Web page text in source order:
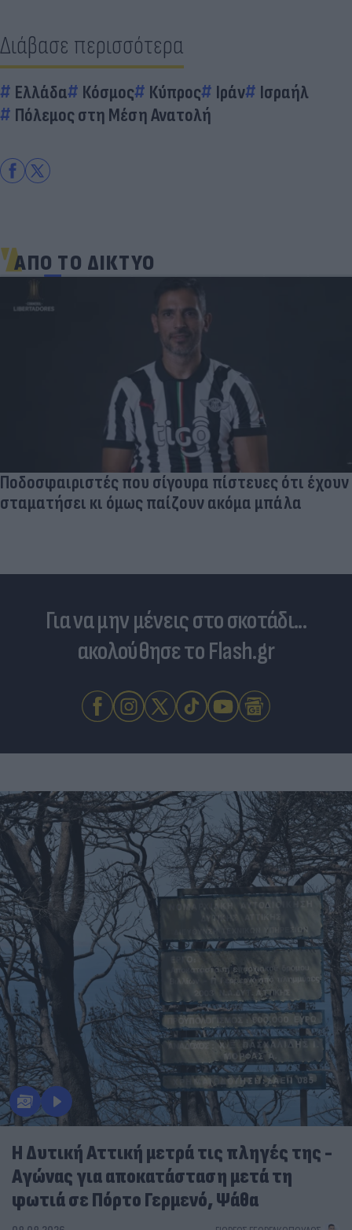
Διάβασε περισσότερα
Ελλάδα Κόσμος Κύπρος Ιράν
Ισραήλ
Πόλεμος στη Μέση Ανατολή
ΑΠΟ ΤΟ ΔΙΚΤΥΟ
Ποδοσφαιριστές που σίγουρα πίστευες ότι έχουν
σταματήσει κι όμως παίζουν ακόμα μπάλα
Για να μην μένεις στο σκοτάδι...
ακολούθησε το Flash.gr
Η Δυτική Αττική μετρά τις πληγές της -
Αγώνας για αποκατάσταση μετά τη
φωτιά σε Πόρτο Γερμενό, Ψάθα